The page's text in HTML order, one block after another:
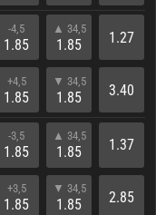
-4,5
1.85
+4,5
1.85
▲ 34,5
1.85
▼ 34,5
1.85
1.27
3.40
-3,5
1.85
+3,5
1.85
▲ 34,5
1.85
▼ 34,5
1.85
1.37
2.85